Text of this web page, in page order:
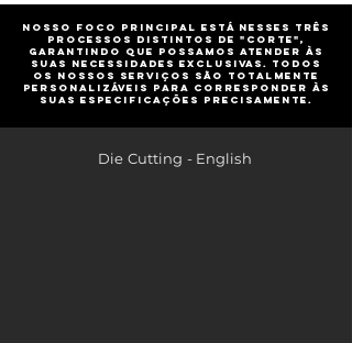
Nosso foco principal está nesses três
processos distintos de "corte",
garantindo que possamos atender às
suas necessidades exclusivas. Todos
os nossos serviços são totalmente
personalizáveis para corresponder às
suas especificações precisamente.
Die Cutting - English